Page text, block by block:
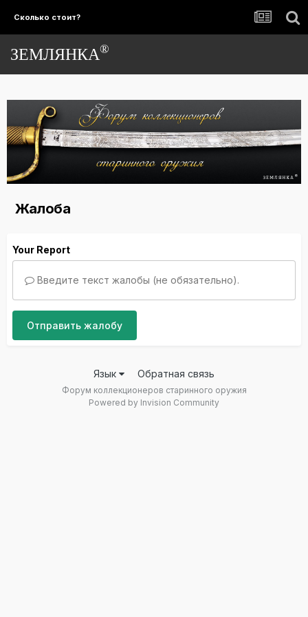
Сколько стоит?
ЗЕМЛЯНКА®
Жалоба
Your Report
Введите текст жалобы (не обязательно).
Отправить жалобу
Язык Обратная связь
Форум коллекционеров старинного оружия
Powered by Invision Community